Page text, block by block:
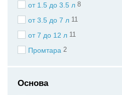
от 1.5 до 3.5 л 8
от 3.5 до 7 л 11
от 7 до 12 л 11
Промтара 2
Основа